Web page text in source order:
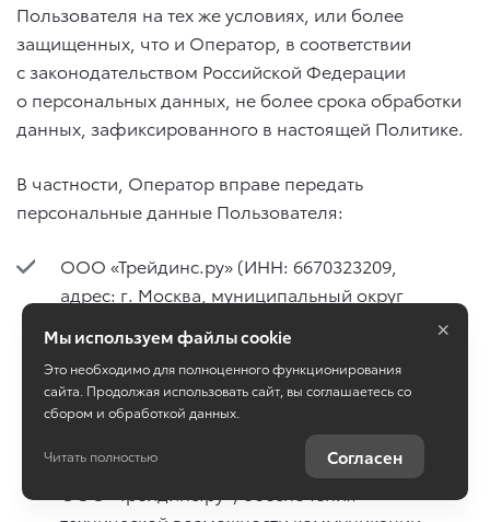
Пользователя на тех же условиях, или более
защищенных, что и Оператор, в соответствии
с законодательством Российской Федерации
о персональных данных, не более срока обработки
данных, зафиксированного в настоящей Политике.
В частности, Оператор вправе передать
персональные данные Пользователя:
ООО «Трейдинс.ру» (ИНН: 6670323209,
адрес: г. Москва, муниципальный округ
инновационного центра, Большой б-р,
д. 42, стр. 1, ЭТАЖ -1, ПОМЕЩ. 150 РМ4)
в целях технической поддержки Сайта,
функционально совмещенного
с программным обеспечением
Мы используем файлы cookie
Это необходимо для полноценного функционирования
сайта. Продолжая использовать сайт, вы соглашаетесь со
сбором и обработкой данных.
Читать полностью Согласен
×